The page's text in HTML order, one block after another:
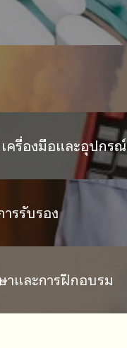
ครื่องมือและอุปกรณ์
รรับรอง
าและการฝึกอบรม